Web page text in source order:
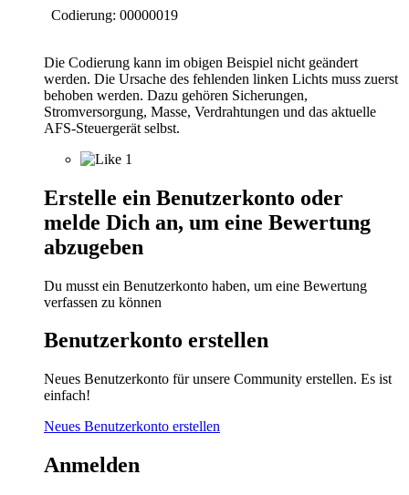
Codierung: 00000019
Die Codierung kann im obigen Beispiel nicht geändert
werden. Die Ursache des fehlenden linken Lichts muss zuerst
behoben werden. Dazu gehören Sicherungen,
Stromversorgung, Masse, Verdrahtungen und das aktuelle
AFS-Steuergerät selbst.
1
Erstelle ein Benutzerkonto oder
melde Dich an, um eine Bewertung
abzugeben
Du musst ein Benutzerkonto haben, um eine Bewertung
verfassen zu können
Benutzerkonto erstellen
Neues Benutzerkonto für unsere Community erstellen. Es ist
einfach!
Neues Benutzerkonto erstellen
Anmelden